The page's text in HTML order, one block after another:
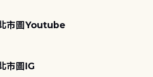
市圖Youtube
市圖IG